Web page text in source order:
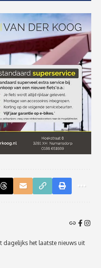
dagelijks het laatste nieuws uit